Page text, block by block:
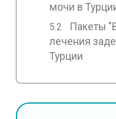
мочи в
Пакеты
лечения
Турции